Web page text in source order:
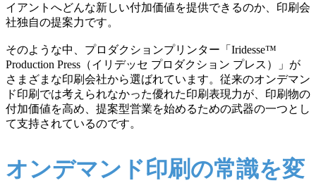
イアントへどんな新しい付加価値を提供できるのか、印刷会
社独自の提案力です。
そのような中、プロダクションプリンター「Iridesse™
Production Press（イリデッセ プロダクション プレス）」が
さまざまな印刷会社から選ばれています。従来のオンデマン
ド印刷では考えられなかった優れた印刷表現力が、 印刷物の
付加価値を高め、提案型営業を始めるための武器の一つとし
て支持されているのです。
オンデマンド印刷の常識を変